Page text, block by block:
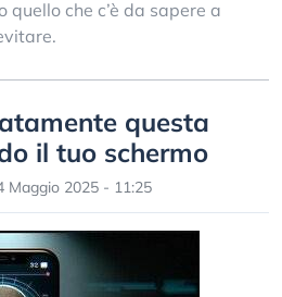
quello che c’è da sapere a
questa
il tuo schermo
Maggio 2025 - 11:25